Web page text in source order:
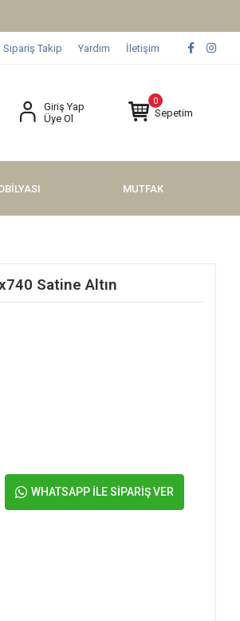
Sipariş Takip Yardım İletişim
Giriş Yap
Üye Ol
0
Sepetim
MUTFAK
Satine Altın
WHATSAPP İLE SİPARİŞ VER